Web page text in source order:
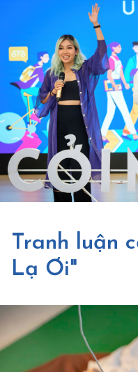
Tranh luận
Lạ Ơi"